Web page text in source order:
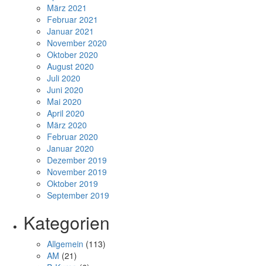
März 2021
Februar 2021
Januar 2021
November 2020
Oktober 2020
August 2020
Juli 2020
Juni 2020
Mai 2020
April 2020
März 2020
Februar 2020
Januar 2020
Dezember 2019
November 2019
Oktober 2019
September 2019
Kategorien
Allgemein (113)
AM (21)